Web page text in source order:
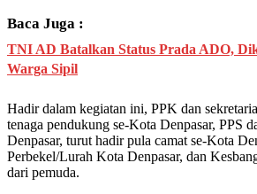
Baca Juga :
TNI AD Batalkan Status Prada ADO,
Warga Sipil
Hadir dalam kegiatan ini, PPK dan
tenaga pendukung se-Kota Denpasar, PPS
Denpasar, turut hadir pula camat se-Kota
Perbekel/Lurah Kota Denpasar, dan
dari pemuda.